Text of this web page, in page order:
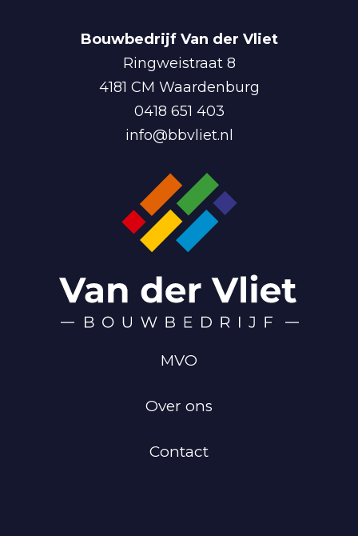
Bouwbedrijf Van der Vliet
Ringweistraat 8
4181 CM Waardenburg
0418 651 403
info@bbvliet.nl
MVO
Over ons
Contact